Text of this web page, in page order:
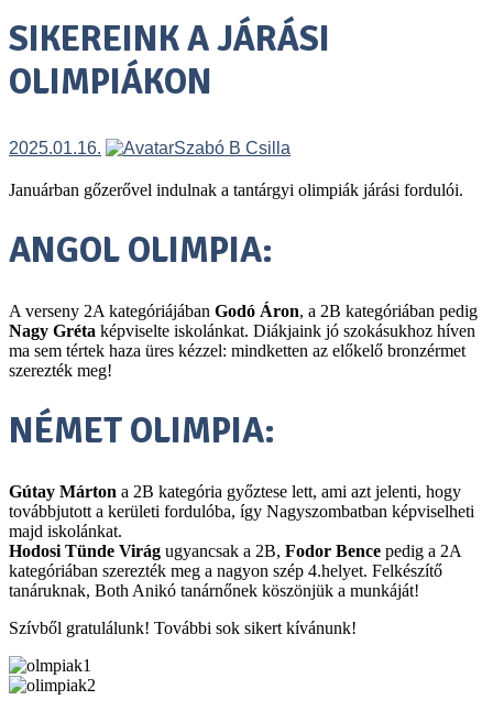
SIKEREINK A JÁRÁSI
OLIMPIÁKON
2025.01.16. Szabó B Csilla
Januárban gőzerővel indulnak a tantárgyi olimpiák járási fordulói.
ANGOL OLIMPIA:
A verseny 2A kategóriájában Godó Áron, a 2B kategóriában pedig
Nagy Gréta képviselte iskolánkat. Diákjaink jó szokásukhoz híven
ma sem tértek haza üres kézzel: mindketten az előkelő bronzérmet
szerezték meg!
NÉMET OLIMPIA:
Gútay Márton a 2B kategória győztese lett, ami azt jelenti, hogy
továbbjutott a kerületi fordulóba, így Nagyszombatban képviselheti
majd iskolánkat.
Hodosi Tünde Virág ugyancsak a 2B, Fodor Bence pedig a 2A
kategóriában szerezték meg a nagyon szép 4.helyet. Felkészítő
tanáruknak, Both Anikó tanárnőnek köszönjük a munkáját!
Szívből gratulálunk! További sok sikert kívánunk!